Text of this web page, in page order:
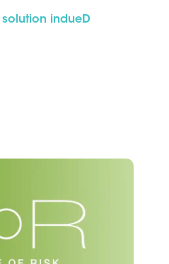
solution indueD